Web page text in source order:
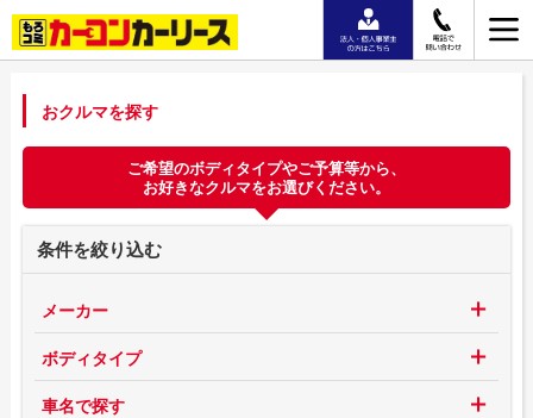
おクルマを探す
ご希望のボディタイプやご予算等から、
お好きなクルマをお選びください。
条件を絞り込む
メーカー
ボディタイプ
車名で探す